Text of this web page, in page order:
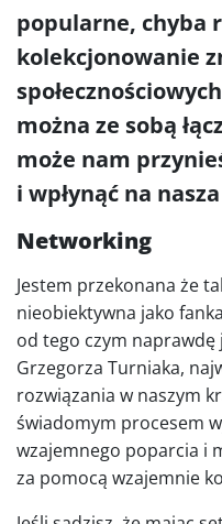
popularne, chyba
kolekcjonowanie
można ze sobą
może nam
i wpłynąć na
Networking
Jestem przekonana że
nieobiektywna jako
od tego czym
Grzegorza Turniaka,
rozwiązania w naszym
świadomym procesem
wzajemnego poparcia i
za pomocą wzajemnie